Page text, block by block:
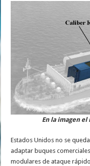
En la imagen
Estados Unidos no se
adaptar buques
modulares de ataque